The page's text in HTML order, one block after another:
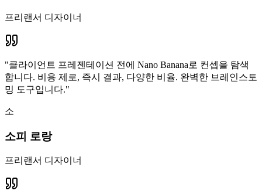
프리랜서 디자이너
"클라이언트 프레젠테이션 전에 Nano Banana로 컨셉을 탐색
합니다. 비용 제로, 즉시 결과, 다양한 비율. 완벽한 브레인스토
밍 도구입니다."
소
소피 로랑
프리랜서 디자이너